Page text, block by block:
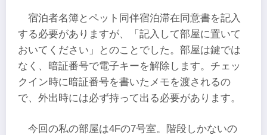
宿泊者名簿とペット同伴宿泊滞在同意書を記入
する必要がありますが、「記入して部屋に置いて
おいてください」とのことでした。部屋は鍵では
なく、暗証番号で電子キーを解除します。チェッ
クイン時に暗証番号を書いたメモを渡されるの
で、外出時には必ず持って出る必要があります。
今回の私の部屋は4Fの7号室。階段しかないの